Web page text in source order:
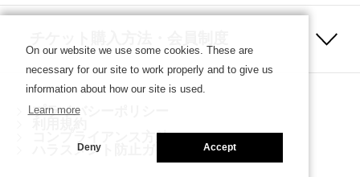
プライバシーポリシー
コンプライアンス方針
ハラスメント防止ガイドライン
On our website we use some cookies. These are
necessary for our site to work properly and to give us
information about how our site is used.
Learn more
Deny Accept